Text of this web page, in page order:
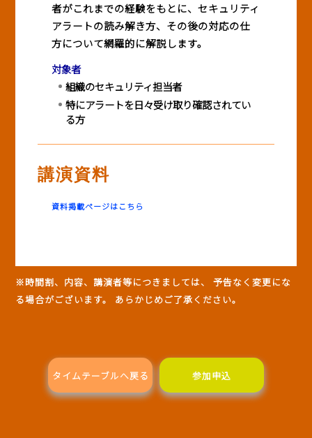
者がこれまでの経験をもとに、セキュリティ
アラートの読み解き方、その後の対応の仕
方について網羅的に解説します。
対象者
組織のセキュリティ担当者
特にアラートを日々受け取り確認されてい
る方
講演資料
資料掲載ページはこちら
※時間割、内容、講演者等につきましては、 予告なく変更にな
る場合がございます。 あらかじめご了承ください。
タイムテーブルへ戻る 参加申込